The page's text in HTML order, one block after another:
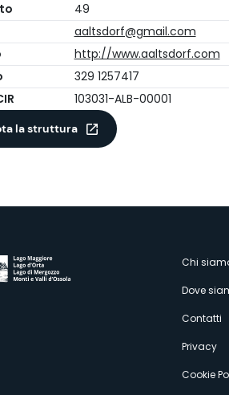
49
aaltsdorf@gmail.com
http://www.aaltsdorf.com
329 1257417
103031-ALB-00001
la struttura
Chi
Dove
Contatti
Privacy
Cookie